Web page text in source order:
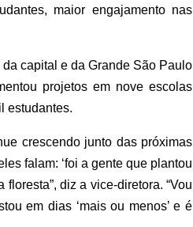
maior engajamento nas
capital e da Grande São Paulo
projetos em nove escolas
estudantes.
crescendo junto das próximas
falam: ‘foi a gente que plantou
diz a vice-diretora. “Vou
em dias ‘mais ou menos’ e é